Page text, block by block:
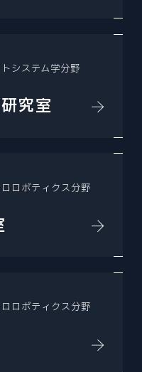
システム学分野
究室
ロボティクス分野
ロボティクス分野